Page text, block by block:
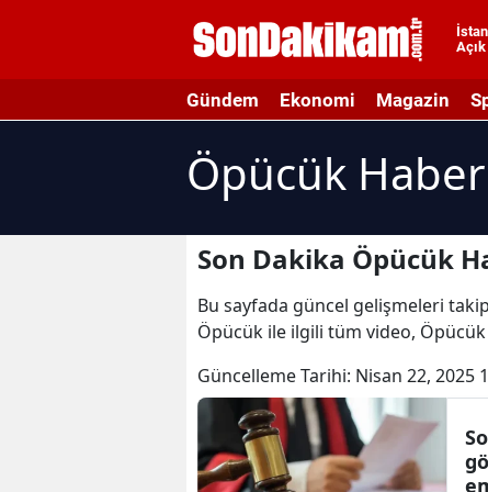
Açık
Gündem Ekonomi Magazin
Öpücük
Son Dakika Öpücük
Bu sayfada güncel gelişmeleri
Öpücük ile ilgili tüm video,
Güncelleme Tarihi: Nisan 22, 2025